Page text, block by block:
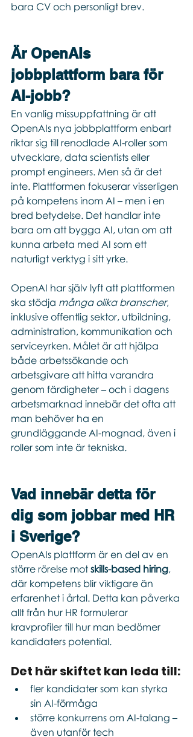
bara CV och personligt brev.
Är OpenAIs
jobbplattform bara för
AI-jobb?
En vanlig missuppfattning är att
OpenAIs nya jobbplattform enbart
riktar sig till renodlade AI-roller som
utvecklare, data scientists eller
prompt engineers. Men så är det
inte. Plattformen fokuserar visserligen
på kompetens inom AI – men i en
bred betydelse. Det handlar inte
bara om att bygga AI, utan om att
kunna arbeta med AI som ett
naturligt verktyg i sitt yrke.
OpenAI har själv lyft att plattformen
ska stödja många olika branscher,
inklusive offentlig sektor, utbildning,
administration, kommunikation och
serviceyrken. Målet är att hjälpa
både arbetssökande och
arbetsgivare att hitta varandra
genom färdigheter – och i dagens
arbetsmarknad innebär det ofta att
man behöver ha en
grundläggande AI-mognad, även i
roller som inte är tekniska.
Vad innebär detta för
dig som jobbar med HR
i Sverige?
OpenAIs plattform är en del av en
större rörelse mot skills-based hiring,
där kompetens blir viktigare än
erfarenhet i årtal. Detta kan påverka
allt från hur HR formulerar
kravprofiler till hur man bedömer
kandidaters potential.
Det här skiftet kan leda till:
fler kandidater som kan styrka
sin AI-förmåga
större konkurrens om AI-talang –
även utanför tech